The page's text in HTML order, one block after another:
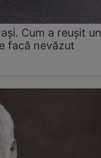
Cum a reușit un
facă nevăzut